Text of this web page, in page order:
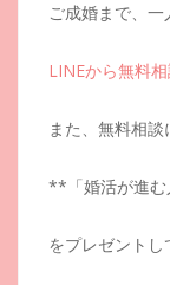
ご成婚まで、一
LINEから無料
また、無料相談
**「婚活が進
をプレゼントし